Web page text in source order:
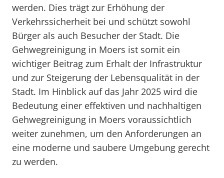
werden. Dies trägt zur Erhöhung der
Verkehrssicherheit bei und schützt sowohl
Bürger als auch Besucher der Stadt. Die
Gehwegreinigung in Moers ist somit ein
wichtiger Beitrag zum Erhalt der Infrastruktur
und zur Steigerung der Lebensqualität in der
Stadt. Im Hinblick auf das Jahr 2025 wird die
Bedeutung einer effektiven und nachhaltigen
Gehwegreinigung in Moers voraussichtlich
weiter zunehmen, um den Anforderungen an
eine moderne und saubere Umgebung gerecht
zu werden.